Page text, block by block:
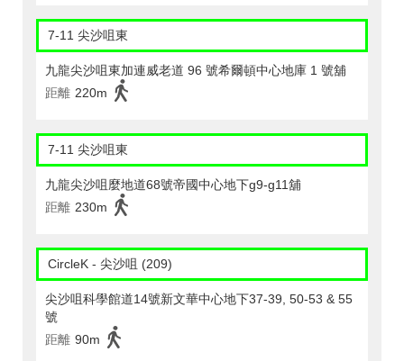
7-11 尖沙咀東
九龍尖沙咀東加連威老道 96 號希爾頓中心地庫 1 號舖
距離 220m
7-11 尖沙咀東
九龍尖沙咀麼地道68號帝國中心地下g9-g11舖
距離 230m
CircleK - 尖沙咀 (209)
尖沙咀科學館道14號新文華中心地下37-39, 50-53 & 55
號
距離 90m